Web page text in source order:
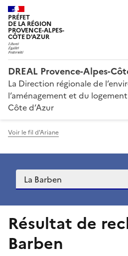
PRÉFET
DE LA RÉGION
PROVENCE-ALPES-
CÔTE D'AZUR
DREAL Provence-Alpes-
La Direction régionale de
l’aménagement et du
Côte d’Azur
Voir le fil d'Ariane
Recherche
Résultat de
Barben